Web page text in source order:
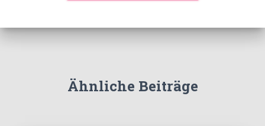
Ähnliche Beiträge